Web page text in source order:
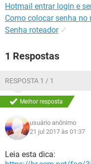
Hotmail entrar login e
Como colocar senha
Senha roteador ✓
1 Respostas
RESPOSTA 1 / 1
Melhor resposta
usuário anônimo
21 jul 2017 às 01:37
Leia esta dica: